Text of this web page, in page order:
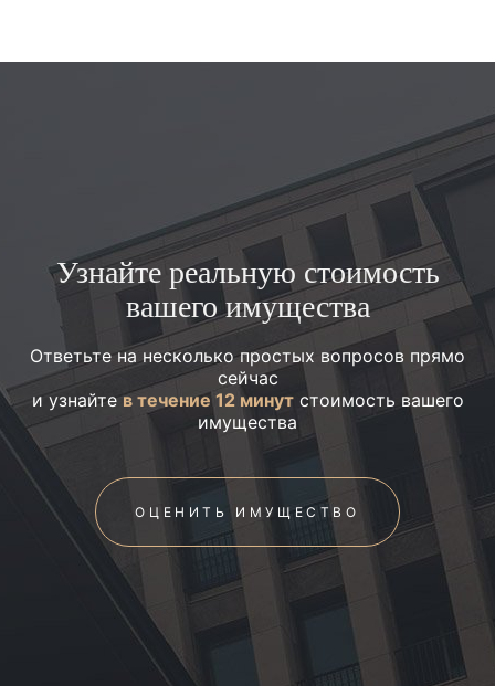
Узнайте реальную стоимость
вашего имущества
Ответьте на несколько простых вопросов прямо
сейчас
и узнайтев течение 12 минутстоимость вашего
имущества
ОЦЕНИТЬ ИМУЩЕСТВО